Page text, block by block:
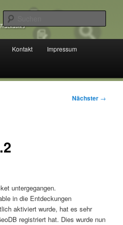
Kontakt Impressum
Nächster →
untergegangen.
in die Entdeckungen
aktiviert wurde, hat es sehr
registriert hat. Dies wurde nun